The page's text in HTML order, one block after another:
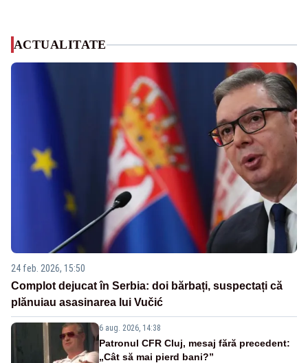
ACTUALITATE
24 feb. 2026, 15:50
Complot dejucat în Serbia: doi bărbați, suspectați că
plănuiau asasinarea lui Vučić
6 aug. 2026, 14:38
Patronul CFR Cluj, mesaj fără precedent:
„Cât să mai pierd bani?”